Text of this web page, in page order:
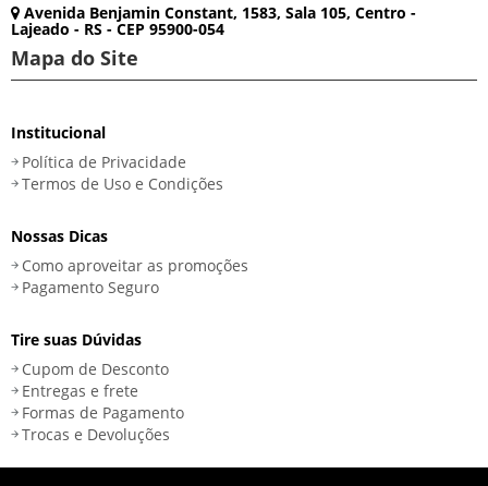
Avenida Benjamin Constant, 1583, Sala 105, Centro -
Lajeado - RS - CEP 95900-054
Mapa do Site
Institucional
Política de Privacidade
Termos de Uso e Condições
Nossas Dicas
Como aproveitar as promoções
Pagamento Seguro
Tire suas Dúvidas
Cupom de Desconto
Entregas e frete
Formas de Pagamento
Trocas e Devoluções